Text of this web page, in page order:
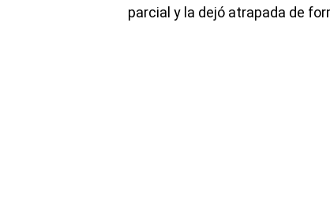
parcial y la dejó atrapada de